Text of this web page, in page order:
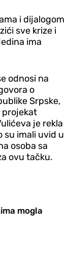
i dijalogom
sve krize i
ima
odnosi na
o
Srpske,
projekat
je rekla
su imali uvid u
osoba sa
ovu tačku.
mogla